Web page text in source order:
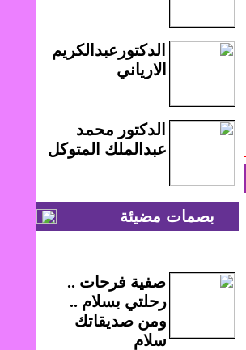
الدكتورعبدالكريم
الارياني
الدكتور محمد
عبدالملك المتوكل
بصمات مضيئة
صفية فرحات ..
رحلتي بسلام ..
ومن صديقاتك
سلام